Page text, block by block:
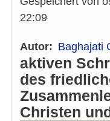
22:09
Autor Baghajati
aktiven
des
Christen